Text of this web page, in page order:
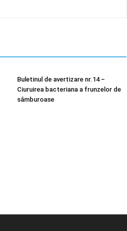
Buletinul de avertizare nr.14 –
Ciuruirea bacteriana a frunzelor de
sâmburoase